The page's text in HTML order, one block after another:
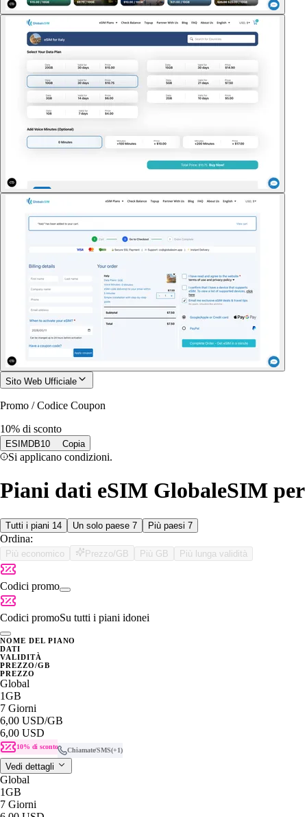
Sito Web Ufficiale
Promo / Codice Coupon
10% di sconto
ESIMDB10 Copia
Si applicano condizioni.
Piani dati eSIM GlobaleSIM per
Tutti i piani 14 Un solo paese 7 Più paesi 7
Ordina:
Più economico Prezzo/GB Più GB Più lunga validità
Codici promo
Codici promoSu tutti i piani idonei
NOME DEL PIANO
DATI
VALIDITÀ
PREZZO/GB
PREZZO
Global
1GB
7 Giorni
6,00 USD/GB
6,00 USD
10% di sconto Chiamate/SMS(+1)
Vedi dettagli
Global
1GB
7 Giorni